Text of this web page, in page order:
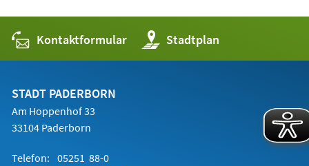
Kontaktformular Stadtplan
(Öffnet
in
einem
STADT PADERBORN
Am Hoppenhof 33
33104 Paderborn
Telefon: 05251 88-0